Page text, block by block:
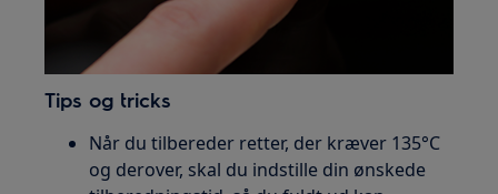
Tips og tricks
Når du tilbereder retter, der kræver 135°C
og derover, skal du indstille din ønskede